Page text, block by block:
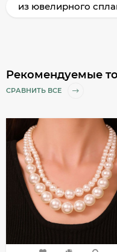
из ювелирного
Рекомендуемые
СРАВНИТЬ ВСЕ